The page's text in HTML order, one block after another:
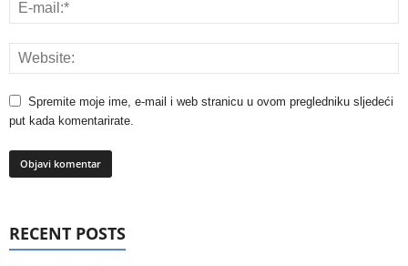
Spremite moje ime, e-mail i web stranicu u ovom pregledniku sljedeći
put kada komentarirate.
RECENT POSTS